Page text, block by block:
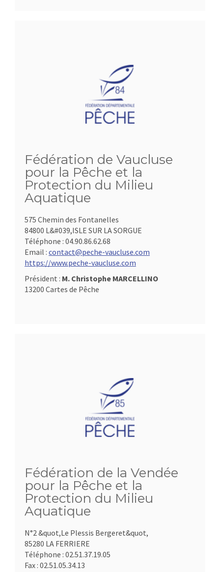
Fédération de Vaucluse
pour la Pêche et la
Protection du Milieu
Aquatique
575 Chemin des Fontanelles
84800 L&#039,ISLE SUR LA SORGUE
Téléphone : 04.90.86.62.68
Email : contact@peche-vaucluse.com
https://www.peche-vaucluse.com
Président : M. Christophe MARCELLINO
13200 Cartes de Pêche
Fédération de la Vendée
pour la Pêche et la
Protection du Milieu
Aquatique
N°2 &quot,Le Plessis Bergeret&quot,
85280 LA FERRIERE
Téléphone : 02.51.37.19.05
Fax : 02.51.05.34.13